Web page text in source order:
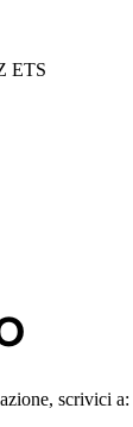
ETS
scrivici a: